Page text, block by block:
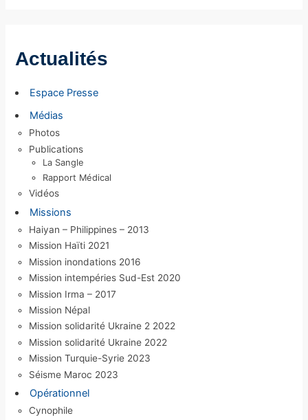
vActualités
Espace Presse
Médias
Photos
Publications
La Sangle
Rapport Médical
Vidéos
Missions
Haiyan – Philippines – 2013
Mission Haïti 2021
Mission inondations 2016
Mission intempéries Sud-Est 2020
Mission Irma – 2017
Mission Népal
Mission solidarité Ukraine 2 2022
Mission solidarité Ukraine 2022
Mission Turquie-Syrie 2023
Séisme Maroc 2023
Opérationnel
Cynophile